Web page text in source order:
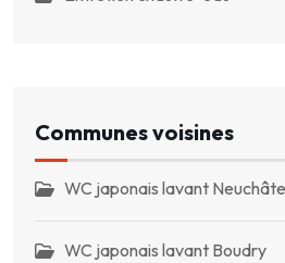
Communes voisines
WC japonais lavant
WC japonais lavant Boudry